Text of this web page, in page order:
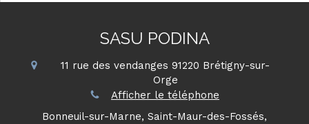
SASU PODINA
11 rue des vendanges 91220 Brétigny-sur-
Orge
Afficher le téléphone
Bonneuil-sur-Marne, Saint-Maur-des-Fossés,